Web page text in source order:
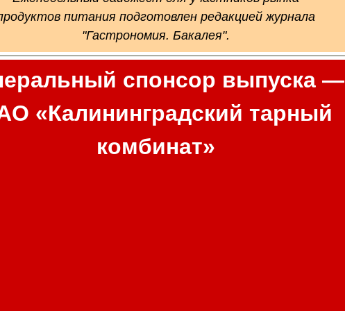
питания подготовлен редакцией журнала
"Гастрономия. Бакалея".
спонсор выпуска —
«Калининградский тарный
комбинат»